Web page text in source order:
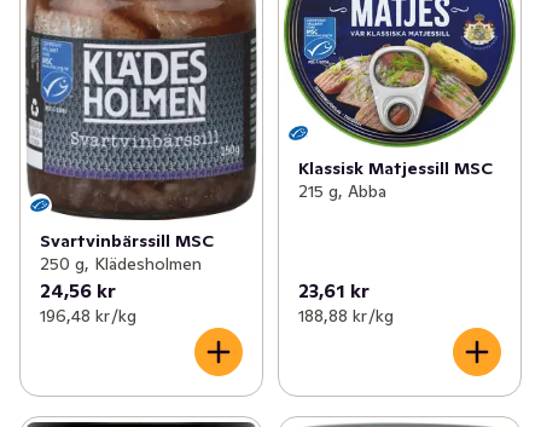
Svartvinbärssill MSC
250 g, Klädesholmen
24,56 kr
196,48 kr /kg
Klassisk Matjessill MSC
215 g, Abba
23,61 kr
188,88 kr /kg